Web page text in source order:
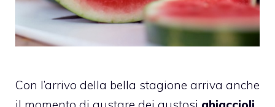
Con l’arrivo della bella stagione arriva anche